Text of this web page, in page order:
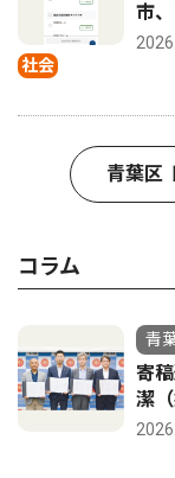
社会
市
青葉区
コラム
青
寄
潔（